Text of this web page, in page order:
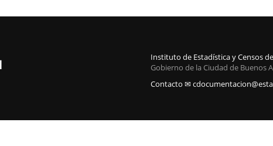
Instituto de Estadística y Censos
Gobierno de la Ciudad de Buenos
Contacto ✉